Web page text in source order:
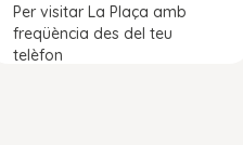
Per visitar La Plaça amb
freqüència des del teu
telèfon